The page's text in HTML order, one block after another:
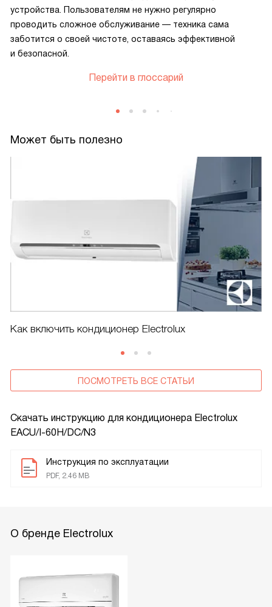
Скачать инструкцию для кондиционера Electrolux
EACU/I-60H/DC/N3
Инструкция по эксплуатации
PDF, 2.46 MB
устройства. Пользователям не нужно регулярно
проводить сложное обслуживание — техника сама
заботится о своей чистоте, оставаясь эффективной
и безопасной.
Перейти в глоссарий
Может быть полезно
Как включить кондиционер Electrolux
ПОСМОТРЕТЬ ВСЕ СТАТЬИ
О бренде Electrolux